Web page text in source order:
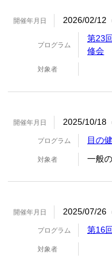
開催年月日 2026/02/12
プログラム
第23
修会
対象者
開催年月日 2025/10/18
プログラム 目の
対象者 一般
開催年月日 2025/07/26
プログラム 第16
対象者